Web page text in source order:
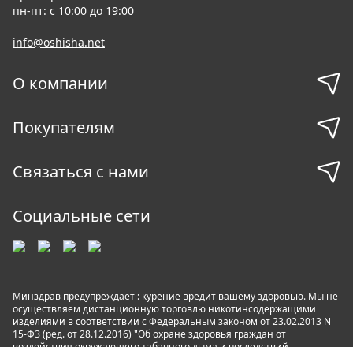
пн-пт: с 10:00 до 19:00
info@oshisha.net
О компании
Покупателям
Связаться с нами
Социальные сети
Минздрав предупреждает : курение вредит вашему здоровью. Мы не
осуществляем дистанционную торговлю никотинсодержащими
изделиями в соответствии с Федеральным законом от 23.02.2013 N
15-ФЗ (ред. от 28.12.2016) "Об охране здоровья граждан от